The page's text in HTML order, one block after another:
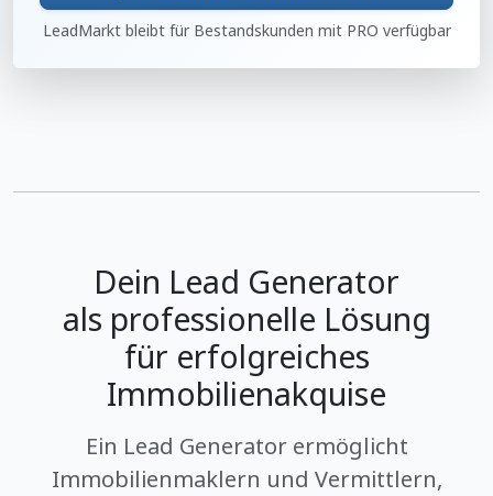
LeadMarkt bleibt für Bestandskunden mit PRO verfügbar
Dein Lead Generator
als professionelle Lösung
für erfolgreiches
Immobilienakquise
Ein Lead Generator ermöglicht
Immobilienmaklern und Vermittlern,